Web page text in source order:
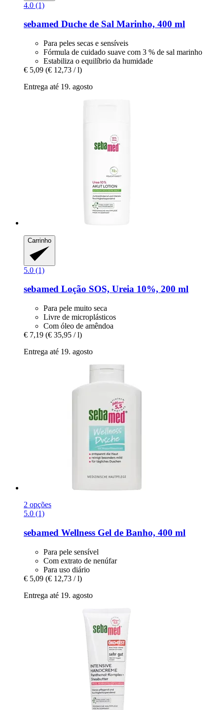
4.0 (1)
sebamed Duche de Sal Marinho, 400 ml
Para peles secas e sensíveis
Fórmula de cuidado suave com 3 % de sal marinho
Estabiliza o equilíbrio da humidade
€ 5,09 (€ 12,73 / l)
Entrega até 19. agosto
Carrinho
5.0 (1)
sebamed Loção SOS, Ureia 10%, 200 ml
Para pele muito seca
Livre de microplásticos
Com óleo de amêndoa
€ 7,19 (€ 35,95 / l)
Entrega até 19. agosto
2 opções
5.0 (1)
sebamed Wellness Gel de Banho, 400 ml
Para pele sensível
Com extrato de nenúfar
Para uso diário
€ 5,09 (€ 12,73 / l)
Entrega até 19. agosto